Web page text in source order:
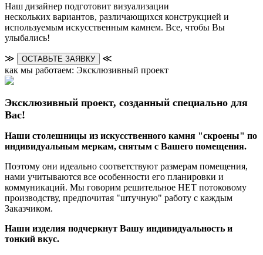
Наш дизайнер подготовит визуализации
нескольких вариантов, различающихся конструкцией и
используемым искусственным камнем. Все, чтобы Вы
улыбались!
≫ ОСТАВЬТЕ ЗАЯВКУ
≪
как мы работаем: Эксклюзивный проект
Эксклюзивный проект, созданный специально для
Вас!
Наши столешницы из искусственного камня "скроены" по
индивидуальным меркам, снятым с Вашего помещения.
Поэтому они идеально соответствуют размерам помещения,
нами учитываются все особенности его планировки и
коммуникаций. Мы говорим решительное НЕТ потоковому
производству, предпочитая "штучную" работу с каждым
Заказчиком.
Наши изделия подчеркнут Вашу индивидуальность и
тонкий вкус.